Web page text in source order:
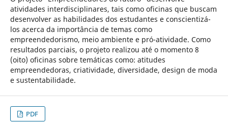
atividades interdisciplinares, tais como oficinas que buscam
desenvolver as habilidades dos estudantes e conscientizá-
los acerca da importância de temas como
empreendedorismo, meio ambiente e pró-atividade. Como
resultados parciais, o projeto realizou até o momento 8
(oito) oficinas sobre temáticas como: atitudes
empreendedoras, criatividade, diversidade, design de moda
e sustentabilidade.
PDF